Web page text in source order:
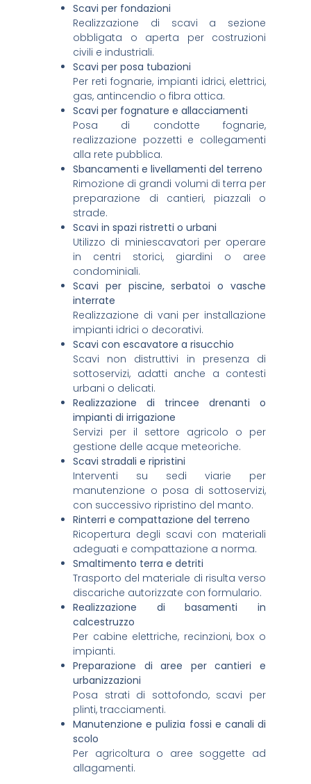
Scavi per fondazioni
Realizzazione di scavi a sezione
obbligata o aperta per costruzioni
civili e industriali.
Scavi per posa tubazioni
Per reti fognarie, impianti idrici, elettrici,
gas, antincendio o fibra ottica.
Scavi per fognature e allacciamenti
Posa di condotte fognarie,
realizzazione pozzetti e collegamenti
alla rete pubblica.
Sbancamenti e livellamenti del terreno
Rimozione di grandi volumi di terra per
preparazione di cantieri, piazzali o
strade.
Scavi in spazi ristretti o urbani
Utilizzo di miniescavatori per operare
in centri storici, giardini o aree
condominiali.
Scavi per piscine, serbatoi o vasche
interrate
Realizzazione di vani per installazione
impianti idrici o decorativi.
Scavi con escavatore a risucchio
Scavi non distruttivi in presenza di
sottoservizi, adatti anche a contesti
urbani o delicati.
Realizzazione di trincee drenanti o
impianti di irrigazione
Servizi per il settore agricolo o per
gestione delle acque meteoriche.
Scavi stradali e ripristini
Interventi su sedi viarie per
manutenzione o posa di sottoservizi,
con successivo ripristino del manto.
Rinterri e compattazione del terreno
Ricopertura degli scavi con materiali
adeguati e compattazione a norma.
Smaltimento terra e detriti
Trasporto del materiale di risulta verso
discariche autorizzate con formulario.
Realizzazione di basamenti in
calcestruzzo
Per cabine elettriche, recinzioni, box o
impianti.
Preparazione di aree per cantieri e
urbanizzazioni
Posa strati di sottofondo, scavi per
plinti, tracciamenti.
Manutenzione e pulizia fossi e canali di
scolo
Per agricoltura o aree soggette ad
allagamenti.